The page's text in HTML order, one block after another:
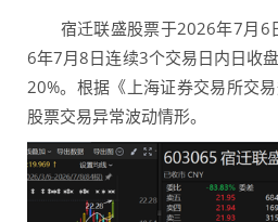
宿迁联盛股票于2026年7月6
6年7月8日连续3个交易日内日收
20%。根据《上海证券交易所交
股票交易异常波动情形。